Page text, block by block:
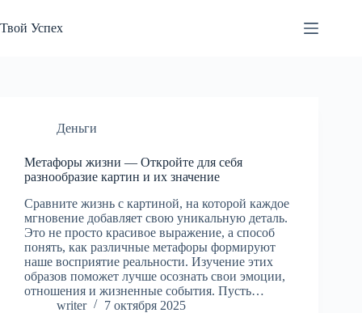
к
сути
Твой Успех
Деньги
Метафоры жизни — Откройте для себя
разнообразие картин и их значение
Сравните жизнь с картиной, на которой каждое
мгновение добавляет свою уникальную деталь.
Это не просто красивое выражение, а способ
понять, как различные метафоры формируют
наше восприятие реальности. Изучение этих
образов поможет лучше осознать свои эмоции,
отношения и жизненные события. Пусть…
writer
7 октября 2025